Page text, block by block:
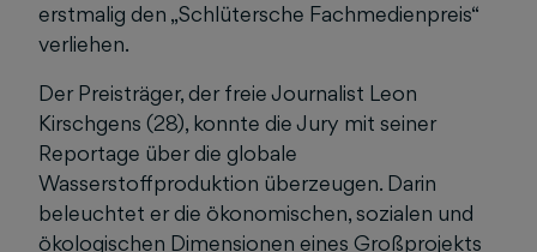
erstmalig den „Schlütersche Fachmedienpreis“
verliehen.
Der Preisträger, der freie Journalist Leon
Kirschgens (28), konnte die Jury mit seiner
Reportage über die globale
Wasserstoffproduktion überzeugen. Darin
beleuchtet er die ökonomischen, sozialen und
ökologischen Dimensionen eines Großprojekts